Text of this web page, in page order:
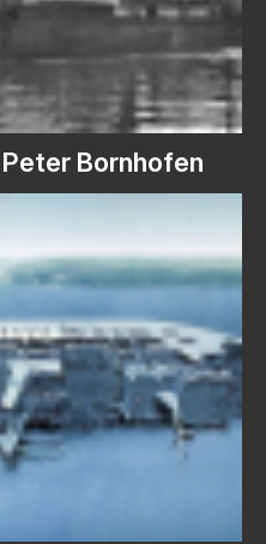
Bornhofen